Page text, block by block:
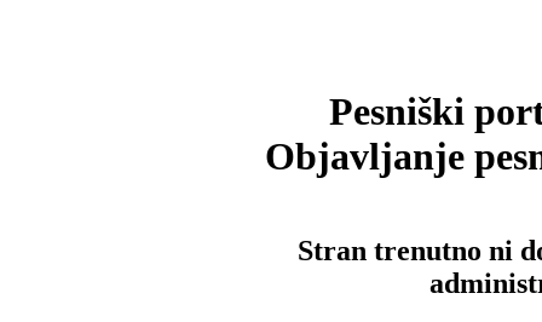
Pesniški
Objavljanje
Stran trenutno ni